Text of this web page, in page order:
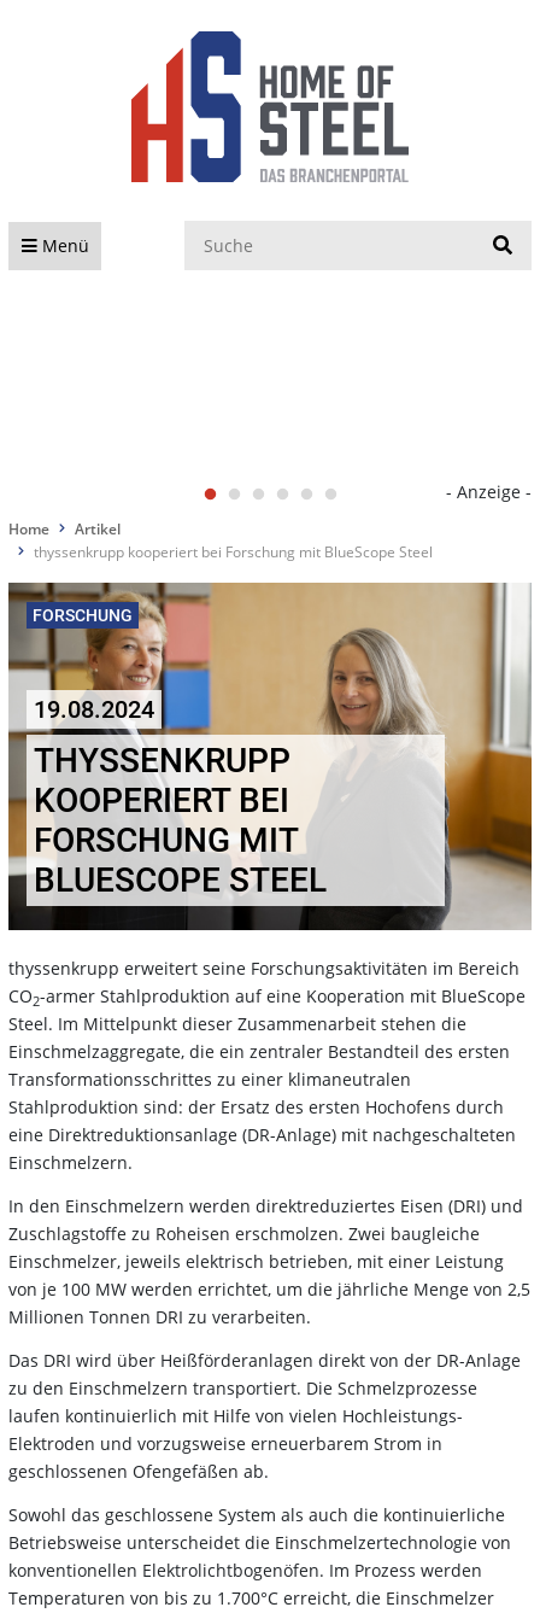
Menü
- Anzeige -
Home
Artikel
thyssenkrupp kooperiert bei Forschung mit BlueScope Steel
FORSCHUNG
19.08.2024
THYSSENKRUPP
KOOPERIERT BEI
FORSCHUNG MIT
BLUESCOPE STEEL
thyssenkrupp erweitert seine Forschungsaktivitäten im Bereich
CO2-armer Stahlproduktion auf eine Kooperation mit BlueScope
Steel. Im Mittelpunkt dieser Zusammenarbeit stehen die
Einschmelzaggregate, die ein zentraler Bestandteil des ersten
Transformationsschrittes zu einer klimaneutralen
Stahlproduktion sind: der Ersatz des ersten Hochofens durch
eine Direktreduktionsanlage (DR-Anlage) mit nachgeschalteten
Einschmelzern.
In den Einschmelzern werden direktreduziertes Eisen (DRI) und
Zuschlagstoffe zu Roheisen erschmolzen. Zwei baugleiche
Einschmelzer, jeweils elektrisch betrieben, mit einer Leistung
von je 100 MW werden errichtet, um die jährliche Menge von 2,5
Millionen Tonnen DRI zu verarbeiten.
Das DRI wird über Heißförderanlagen direkt von der DR-Anlage
zu den Einschmelzern transportiert. Die Schmelzprozesse
laufen kontinuierlich mit Hilfe von vielen Hochleistungs-
Elektroden und vorzugsweise erneuerbarem Strom in
geschlossenen Ofengefäßen ab.
Sowohl das geschlossene System als auch die kontinuierliche
Betriebsweise unterscheidet die Einschmelzertechnologie von
konventionellen Elektrolichtbogenöfen. Im Prozess werden
Temperaturen von bis zu 1.700°C erreicht, die Einschmelzer